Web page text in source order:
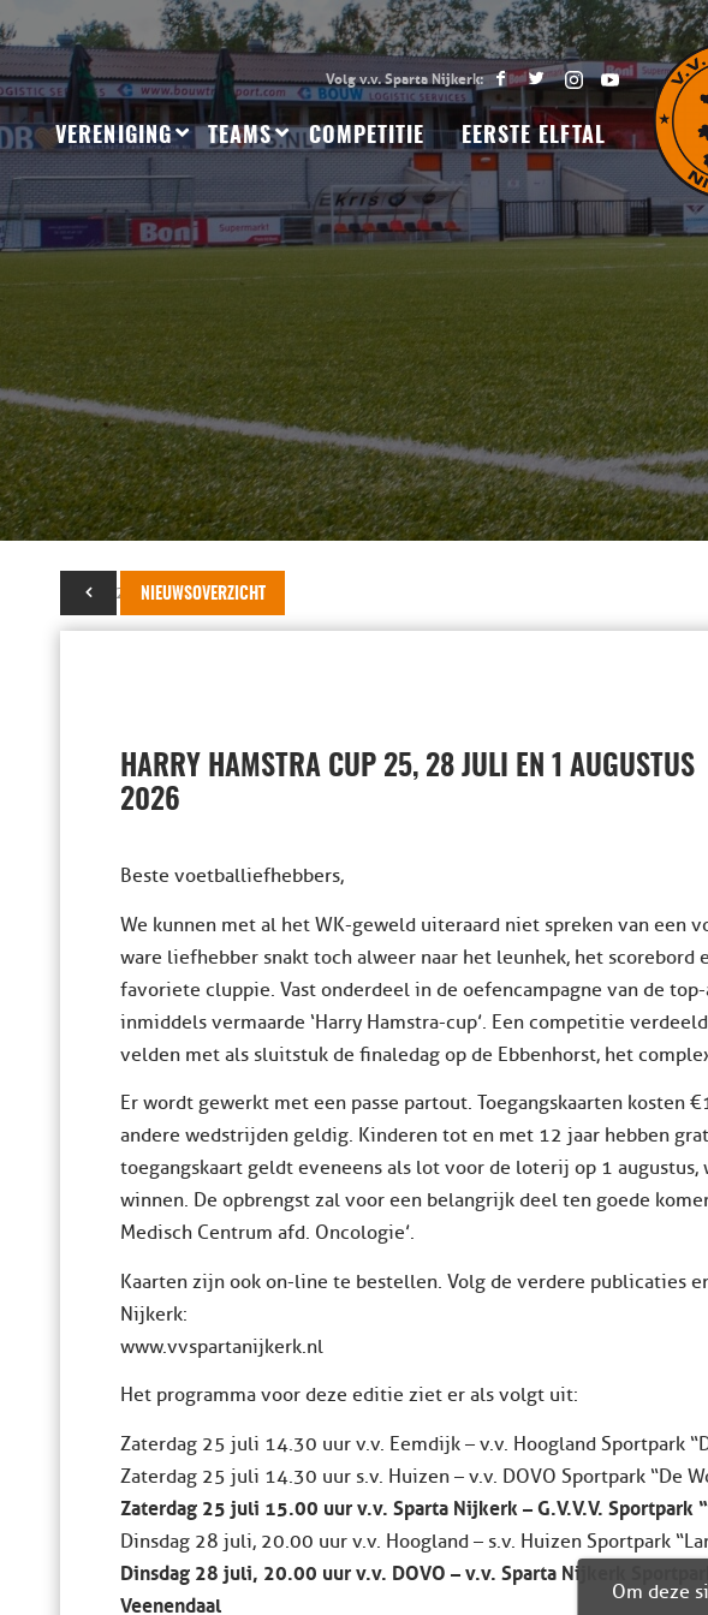
VERENIGING TEAMS COMPETITIE EERSTE ELFTAL
NIEUWSOVERZICHT
19 juni 2026
HARRY HAMSTRA CUP 25, 28 JULI EN 1 AUGUSTUS
2026
Beste voetballiefhebbers,
We kunnen met al het WK-geweld uiteraard niet spreken van een
ware liefhebber snakt toch alweer naar het leunhek, het scorebord
favoriete cluppie. Vast onderdeel in de oefencampagne van de
inmiddels vermaarde ‘Harry Hamstra-cup’. Een competitie
velden met als sluitstuk de finaledag op de Ebbenhorst, het
Er wordt gewerkt met een passe partout. Toegangskaarten kosten
andere wedstrijden geldig. Kinderen tot en met 12 jaar hebben
toegangskaart geldt eveneens als lot voor de loterij op 1
winnen. De opbrengst zal voor een belangrijk deel ten goede
Medisch Centrum afd. Oncologie’.
Kaarten zijn ook on-line te bestellen. Volg de verdere publicaties
Nijkerk:
www.vvspartanijkerk.nl
Het programma voor deze editie ziet er als volgt uit:
Zaterdag 25 juli 14.30 uur v.v. Eemdijk – v.v. Hoogland Sportpark
Zaterdag 25 juli 14.30 uur s.v. Huizen – v.v. DOVO Sportpark “De
Zaterdag 25 juli 15.00 uur v.v. Sparta Nijkerk – G.V.V.V. Sportpark
Dinsdag 28 juli, 20.00 uur v.v. Hoogland – s.v. Huizen Sportpark
Dinsdag 28 juli, 20.00 uur v.v. DOVO – v.v. Sparta Nijkerk
Veenendaal
Om deze